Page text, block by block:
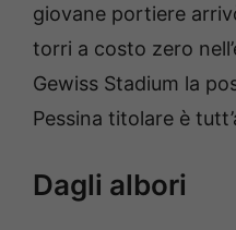
giovane portiere
torri a costo zero
Gewiss Stadium la
Pessina titolare è
Dagli albori